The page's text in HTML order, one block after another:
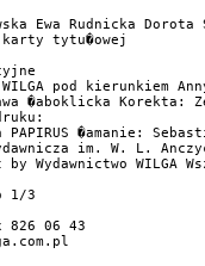
Ewa Rudnicka Dorota
tytu�owej
WILGA pod kierunkiem
�aboklicka Korekta:
PAPIRUS �amanie:
im. W. L.
Wydawnictwo
1/3
06 43